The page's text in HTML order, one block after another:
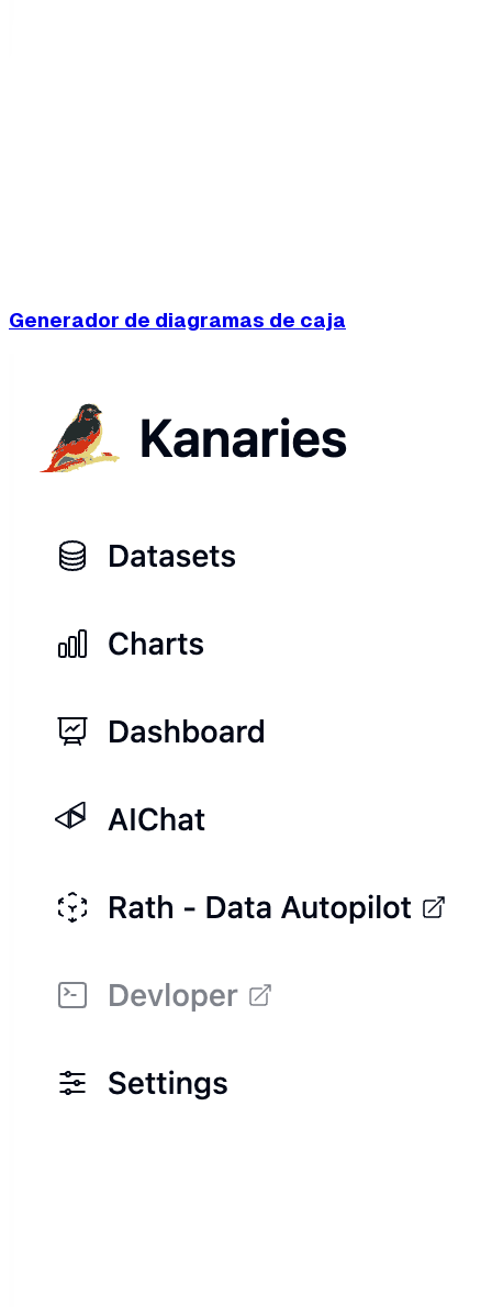
Generador de diagramas de caja